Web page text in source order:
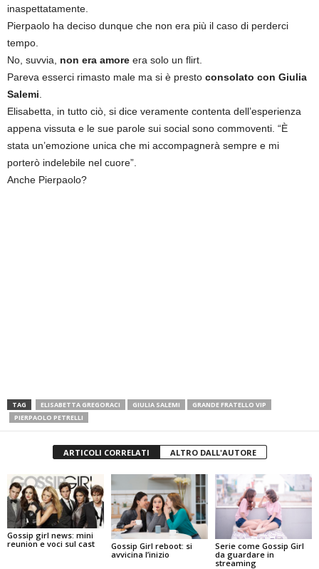
inaspettatamente.
Pierpaolo ha deciso dunque che non era più il caso di perderci
tempo.
No, suvvia, non era amore era solo un flirt.
Pareva esserci rimasto male ma si è presto consolato con Giulia
Salemi.
Elisabetta, in tutto ciò, si dice veramente contenta dell’esperienza
appena vissuta e le sue parole sui social sono commoventi. “È
stata un’emozione unica che mi accompagnerà sempre e mi
porterò indelebile nel cuore”.
Anche Pierpaolo?
TAG ELISABETTA GREGORACI GIULIA SALEMI
GRANDE FRATELLO VIP
PIERPAOLO PETRELLI
ARTICOLI CORRELATI ALTRO DALL'AUTORE
Gossip girl news: mini
reunion e voci sul cast
Gossip Girl reboot: si
avvicina l’inizio
Serie come Gossip Girl
da guardare in
streaming